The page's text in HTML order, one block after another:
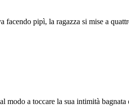
pipì, la ragazza si mise a
modo a toccare la sua intimità bagnata